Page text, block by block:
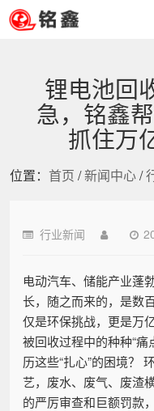
锂电池回
急，铭鑫帮
抓住万
位置： 首页 /新闻中心/
行业新闻
电动汽车、储能产业蓬
长，随之而来的，是数
仅是环保挑战，更是万
被回收过程中的种种“
历这些“扎心”的困境？
艺，废水、废气、废渣
的严厉审查和巨额罚款